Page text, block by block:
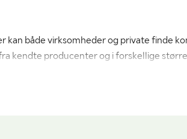
kan både virksomheder og private finde
kendte producenter og i forskellige